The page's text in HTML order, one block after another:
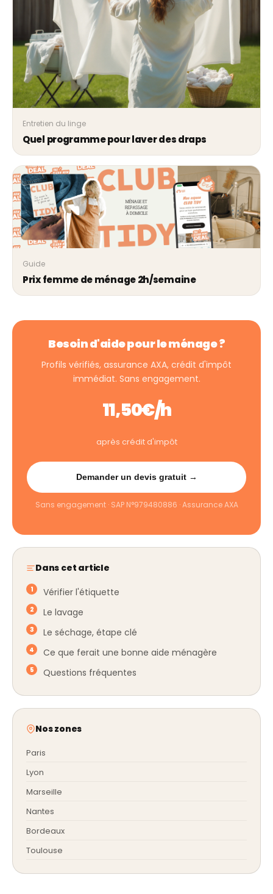
Entretien du linge
Quel programme pour laver des draps
Guide
Prix femme de ménage 2h/semaine
Besoin d'aide pour le ménage ?
Profils vérifiés, assurance AXA, crédit d'impôt
immédiat. Sans engagement.
11,50€/h
après crédit d'impôt
Demander un devis gratuit →
Sans engagement · SAP N°979480886 · Assurance AXA
Dans cet article
Vérifier l'étiquette
Le lavage
Le séchage, étape clé
Ce que ferait une bonne aide ménagère
Questions fréquentes
Nos zones
Paris
Lyon
Marseille
Nantes
Bordeaux
Toulouse